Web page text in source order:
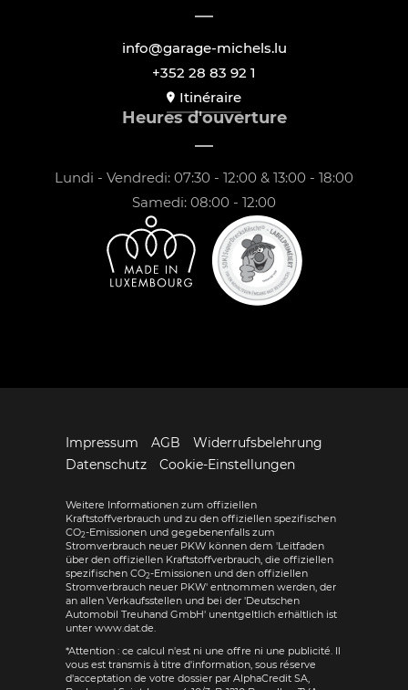
info@garage-michels.lu
+352 28 83 92 1
Itinéraire
Heures d'ouverture
Lundi - Vendredi: 07:30 - 12:00 & 13:00 - 18:00
Samedi: 08:00 - 12:00
Impressum AGB
Widerrufsbelehrung
Datenschutz
Cookie-Einstellungen
Weitere Informationen zum offiziellen
Kraftstoffverbrauch und zu den offiziellen spezifischen
CO2-Emissionen und gegebenenfalls zum
Stromverbrauch neuer PKW können dem 'Leitfaden
über den offiziellen Kraftstoffverbrauch, die offiziellen
spezifischen CO2-Emissionen und den offiziellen
Stromverbrauch neuer PKW' entnommen werden, der
an allen Verkaufsstellen und bei der 'Deutschen
Automobil Treuhand GmbH' unentgeltlich erhältlich ist
unter www.dat.de.
*Attention : ce calcul n'est ni une offre ni une publicité. Il
vous est transmis à titre d'information, sous réserve
d'acceptation de votre dossier par AlphaCredit SA,